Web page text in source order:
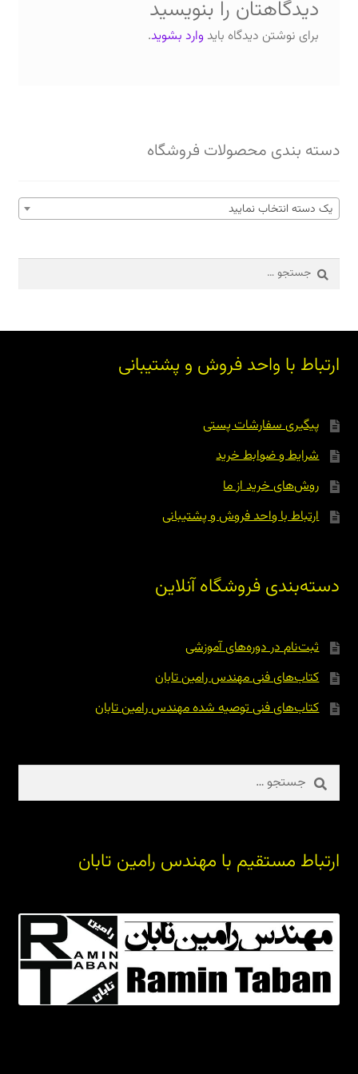
دیدگاهتان را بنویسید
برای نوشتن دیدگاه باید وارد بشوید.
دسته بندی محصولات فروشگاه
یک دسته انتخاب نمایید
جستجو
برای:
ارتباط با واحد فروش و پشتیبانی
پیگیری سفارشات پستی
شرایط و ضوابط خرید
روش‌های خرید از ما
ارتباط با واحد فروش و پشتیبانی
دسته‌بندی فروشگاه آنلاین
ثبت‌نام در دوره‌های آموزشی
کتاب‌های فنی مهندس رامین تابان
کتاب‌های فنی توصیه شده مهندس رامین تابان
جستجو
برای:
ارتباط مستقیم با مهندس رامین تابان